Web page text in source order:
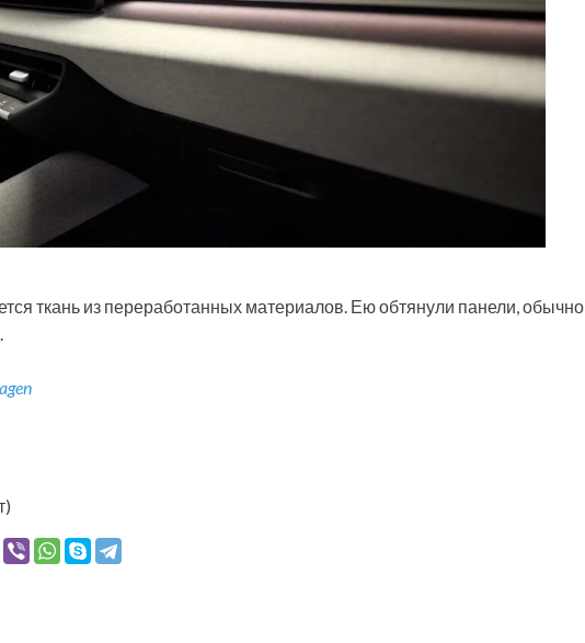
ткань из переработанных материалов. Ею обтянули панели, обычно